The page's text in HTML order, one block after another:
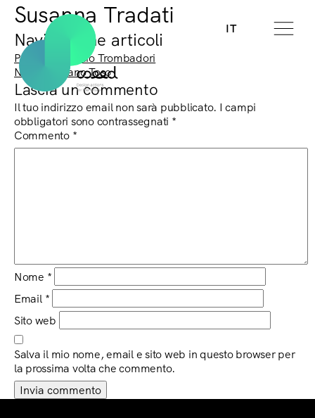
IT
Susanna Tradati
Navigazione articoli
Previous:
Duccio Trombadori
Next:
Emiliano Toso
Lascia un commento
Il tuo indirizzo email non sarà pubblicato. I campi
obbligatori sono contrassegnati *
Commento *
Nome *
Email *
Sito web
Salva il mio nome, email e sito web in questo browser per
la prossima volta che commento.